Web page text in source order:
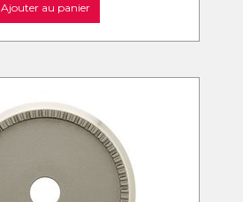
Ajouter au panier